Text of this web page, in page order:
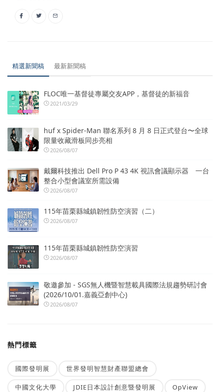
精選新聞稿 最新新聞稿
FLOC唯一基督徒專屬交友APP，基督徒的新福音
2021/03/29
huf x Spider-Man 聯名系列 8 月 8 日正式登台〜全球
限量收藏滑板同步亮相
2026/08/07
戴爾科技推出 Dell Pro P 43 4K 視訊會議顯示器 一台
整合小型會議室所需設備
2026/08/07
115年苗栗縣城鎮韌性防空演習（二）
2026/08/07
115年苗栗縣城鎮韌性防空演習
2026/08/07
敬邀參加 - SGS無人機暨智慧載具國際法規趨勢研討會
(2026/10/01.嘉義亞創中心)
2026/08/07
熱門標籤
國際發明展 世界發明智慧財產聯盟總會
中國文化大學 JDIE日本設計創意暨發明展 OpView